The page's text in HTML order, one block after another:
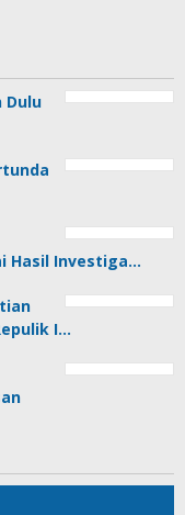
Dulu
Hasil Investiga…
I…